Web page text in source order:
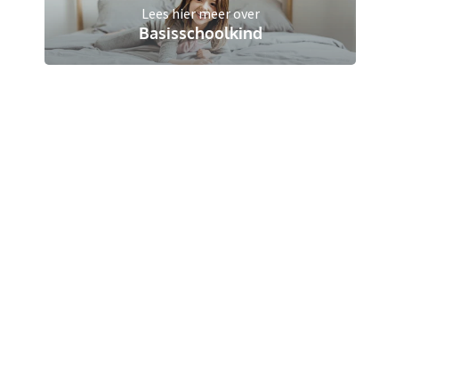
Lees hier meer over
Basisschoolkind